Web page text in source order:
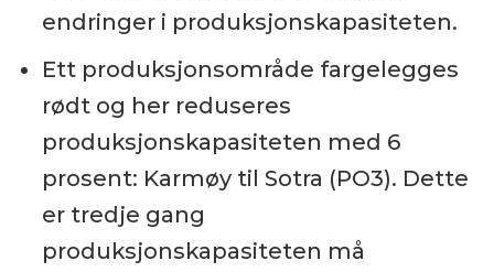
endringer i produksjonskapasiteten.
Ett produksjonsområde fargelegges
rødt og her reduseres
produksjonskapasiteten med 6
prosent: Karmøy til Sotra (PO3). Dette
er tredje gang
produksjonskapasiteten må